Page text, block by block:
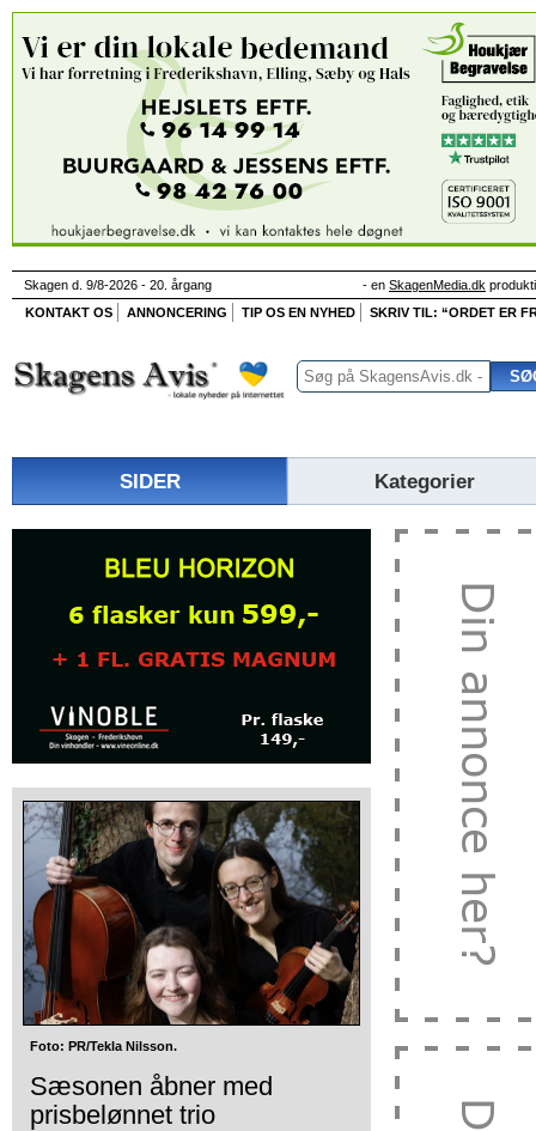
Skagen d. 9/8-2026 - 20. årgang - en SkagenMedia.dk
KONTAKT OS
ANNONCERING TIP OS EN NYHED SKRIV TIL: “ORDET ER
SIDER Kategorier
Foto: PR/Tekla Nilsson.
Sæsonen åbner med
prisbelønnet trio